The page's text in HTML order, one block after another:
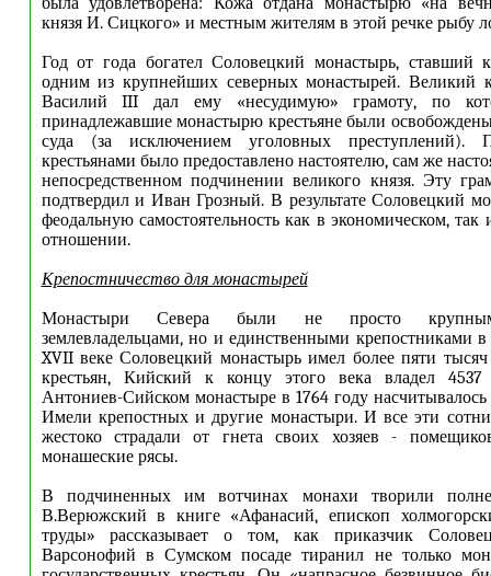
князя И. Сицкого» и местным жителям в этой речке рыбу
Год от года богател Соловецкий монастырь, ставший
одним из крупнейших северных монастырей. Великий
Василий III дал ему «несудимую» грамоту, по
принадлежавшие монастырю крестьяне были
суда (за исключением уголовных преступлений).
крестьянами было предоставлено настоятелю, сам же
непосредственном подчинении великого князя. Эту
подтвердил и Иван Грозный. В результате Соловецкий
феодальную самостоятельность как в экономическом, так
отношении.
Крепостничество для монастырей
Монастыри Севера были не просто
землевладельцами, но и единственными крепостниками
XVII веке Соловецкий монастырь имел более пяти
крестьян, Кийский к концу этого века владел
Антониев-Сийском монастыре в 1764 году насчитывалось
Имели крепостных и другие монастыри. И все эти
жестоко страдали от гнета своих хозяев -
монашеские рясы.
В подчиненных им вотчинах монахи творили
В.Верюжский в книге «Афанасий, епископ
труды» рассказывает о том, как приказчик
Варсонофий в Сумском посаде тиранил не только